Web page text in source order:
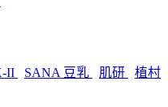
II SANA 豆乳 肌研
植村